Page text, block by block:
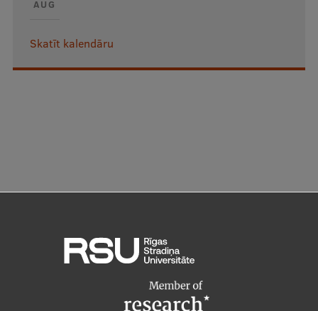
AUG
Skatīt kalendāru